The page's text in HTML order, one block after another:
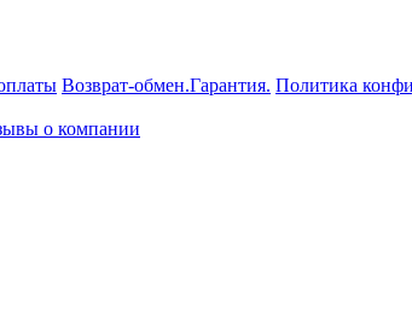
Возврат-обмен.Гарантия. Политика
о компании